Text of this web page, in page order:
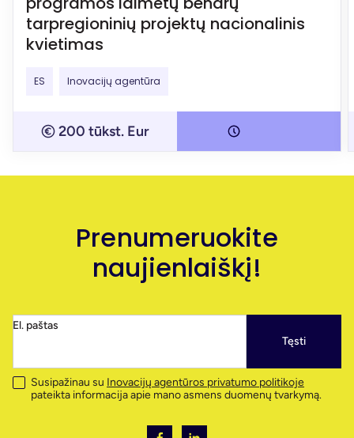
tarpregioninių projektų nacionalinis
kvietimas
ES Inovacijų agentūra
200 tūkst. Eur
Prenumeruokite
naujienlaiškį!
El. paštas
Tęsti
Susipažinau su Inovacijų agentūros privatumo politikoje
pateikta informacija apie mano asmens duomenų tvarkymą.